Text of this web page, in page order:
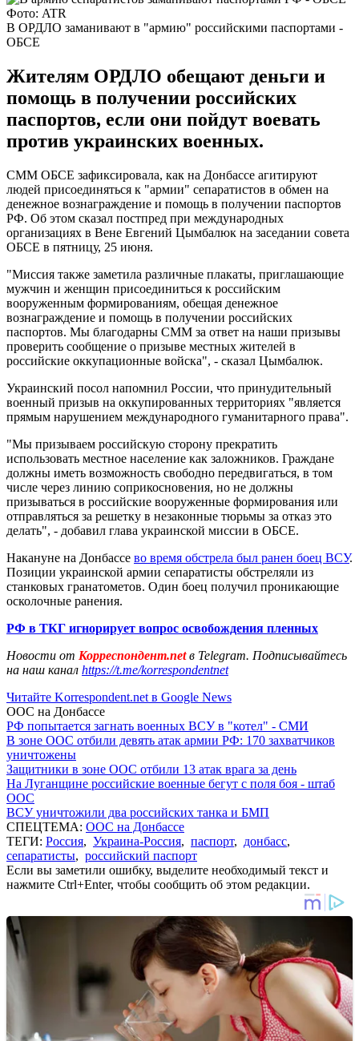
Фото: ATR
В ОРДЛО заманивают в "армию" российскими паспортами -
ОБСЕ
Жителям ОРДЛО обещают деньги и
помощь в получении российских
паспортов, если они пойдут воевать
против украинских военных.
СММ ОБСЕ зафиксировала, как на Донбассе агитируют
людей присоединяться к "армии" сепаратистов в обмен на
денежное вознаграждение и помощь в получении паспортов
РФ. Об этом сказал постпред при международных
организациях в Вене Евгений Цымбалюк на заседании совета
ОБСЕ в пятницу, 25 июня.
"Миссия также заметила различные плакаты, приглашающие
мужчин и женщин присоединиться к российским
вооруженным формированиям, обещая денежное
вознаграждение и помощь в получении российских
паспортов. Мы благодарны СММ за ответ на наши призывы
проверить сообщение о призыве местных жителей в
российские оккупационные войска", - сказал Цымбалюк.
Украинский посол напомнил России, что принудительный
военный призыв на оккупированных территориях "является
прямым нарушением международного гуманитарного права".
"Мы призываем российскую сторону прекратить
использовать местное население как заложников. Граждане
должны иметь возможность свободно передвигаться, в том
числе через линию соприкосновения, но не должны
призываться в российские вооруженные формирования или
отправляться за решетку в незаконные тюрьмы за отказ это
делать", - добавил глава украинской миссии в ОБСЕ.
Накануне на Донбассе во время обстрела был ранен боец ВСУ.
Позиции украинской армии сепаратисты обстреляли из
станковых гранатометов. Один боец получил проникающие
осколочные ранения.
РФ в ТКГ игнорирует вопрос освобождения пленных
Новости от Корреспондент.netв Telegram. Подписывайтесь
на наш канал https://t.me/korrespondentnet
Читайте Korrespondent.net в Google News
ООС на Донбассе
РФ попытается загнать военных ВСУ в "котел" - СМИ
В зоне ООС отбили девять атак армии РФ: 170 захватчиков
уничтожены
Защитники в зоне ООС отбили 13 атак врага за день
На Луганщине российские военные бегут с поля боя - штаб
ООС
ВСУ уничтожили два российских танка и БМП
СПЕЦТЕМА: ООС на Донбассе
ТЕГИ: Россия, Украина-Россия, паспорт, донбасс,
сепаратисты, российский паспорт
Если вы заметили ошибку, выделите необходимый текст и
нажмите Ctrl+Enter, чтобы сообщить об этом редакции.